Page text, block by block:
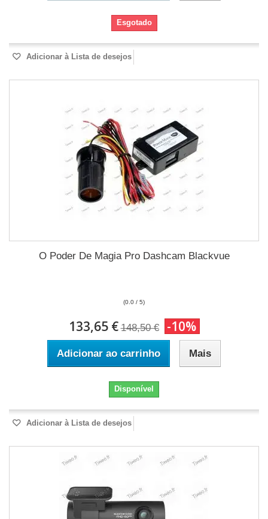
Esgotado
Adicionar à Lista de desejos
O Poder De Magia Pro Dashcam Blackvue
(0.0 / 5)
133,65 € 148,50 € -10%
Adicionar ao carrinho Mais
Disponível
Adicionar à Lista de desejos